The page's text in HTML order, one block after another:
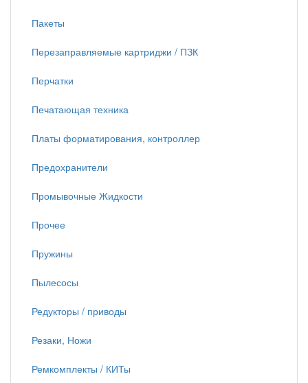
Пакеты
Перезаправляемые картриджи / ПЗК
Перчатки
Печатающая техника
Платы форматирования, контроллер
Предохранители
Промывочные Жидкости
Прочее
Пружины
Пылесосы
Редукторы / приводы
Резаки, Ножи
Ремкомплекты / КИТы